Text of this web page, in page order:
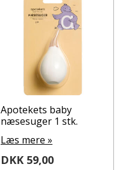
Apotekets baby
næsesuger 1 stk.
Læs mere »
DKK 59,00